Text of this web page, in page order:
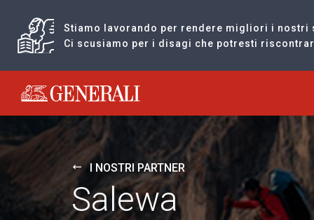
Stiamo lavorando per rendere migliori i nostri
Ci scusiamo per i disagi che potresti
Generali logo
I NOSTRI PARTNER
Salewa